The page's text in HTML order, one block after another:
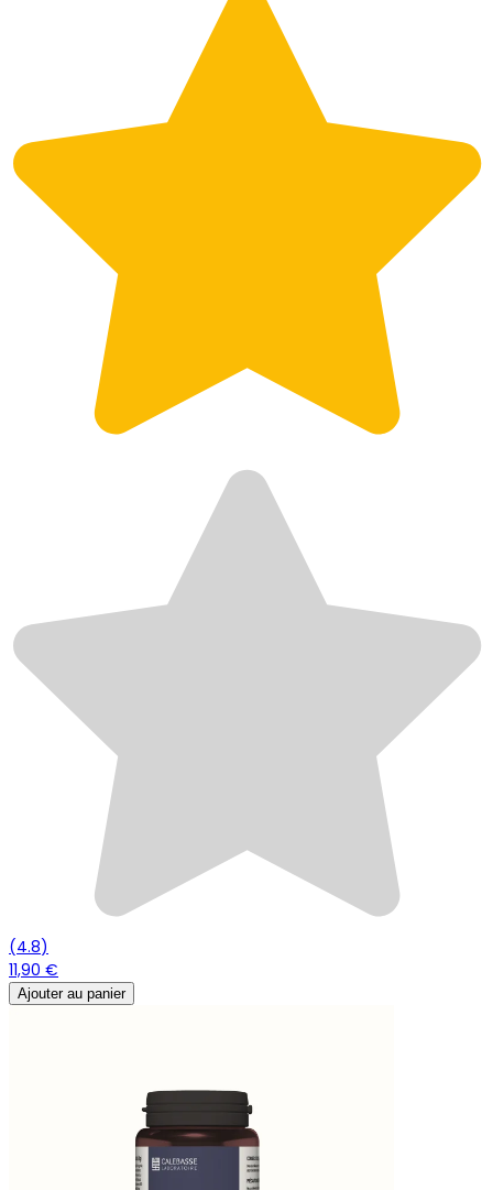
(4.8)
11,90 €
Ajouter au panier